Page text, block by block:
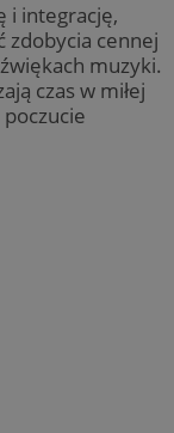
i integrację,
zdobycia cennej
muzyki.
czas w miłej